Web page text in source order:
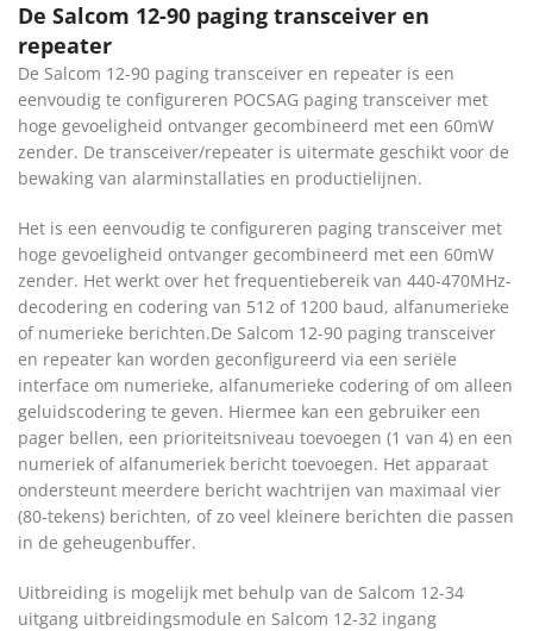
De Salcom 12-90 paging transceiver en
repeater
De Salcom 12-90 paging transceiver en repeater is een
eenvoudig te configureren POCSAG paging transceiver met
hoge gevoeligheid ontvanger gecombineerd met een 60mW
zender. De transceiver/repeater is uitermate geschikt voor de
bewaking van alarminstallaties en productielijnen.
Het is een eenvoudig te configureren paging transceiver met
hoge gevoeligheid ontvanger gecombineerd met een 60mW
zender. Het werkt over het frequentiebereik van 440-470MHz-
decodering en codering van 512 of 1200 baud, alfanumerieke
of numerieke berichten.De Salcom 12-90 paging transceiver
en repeater kan worden geconfigureerd via een seriële
interface om numerieke, alfanumerieke codering of om alleen
geluidscodering te geven. Hiermee kan een gebruiker een
pager bellen, een prioriteitsniveau toevoegen (1 van 4) en een
numeriek of alfanumeriek bericht toevoegen. Het apparaat
ondersteunt meerdere bericht wachtrijen van maximaal vier
(80-tekens) berichten, of zo veel kleinere berichten die passen
in de geheugenbuffer.
Uitbreiding is mogelijk met behulp van de Salcom 12-34
uitgang uitbreidingsmodule en Salcom 12-32 ingang